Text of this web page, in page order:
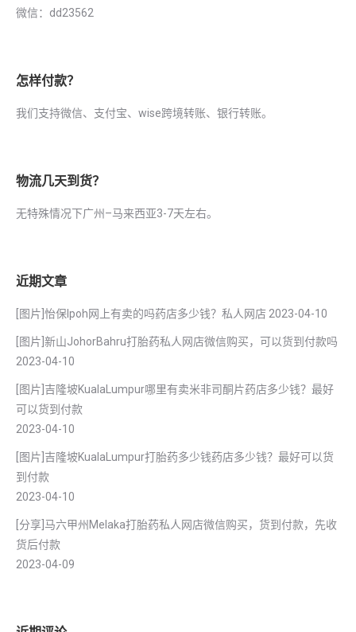
微信：dd23562
怎样付款？
我们支持微信、支付宝、wise跨境转账、银行转账。
物流几天到货？
无特殊情况下广州–马来西亚3-7天左右。
近期文章
[图片]怡保lpoh网上有卖的吗药店多少钱？私人网店 2023-04-10
[图片]新山JohorBahru打胎药私人网店微信购买，可以货到付款吗
2023-04-10
[图片]吉隆坡KualaLumpur哪里有卖米非司酮片药店多少钱？最好
可以货到付款
2023-04-10
[图片]吉隆坡KualaLumpur打胎药多少钱药店多少钱？最好可以货
到付款
2023-04-10
[分享]马六甲州Melaka打胎药私人网店微信购买，货到付款，先收
货后付款
2023-04-09